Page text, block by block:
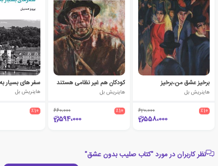
برخیز عشق من،برخیز
هاینریش بل
٪10 620،000
558،000
کودکان هم غیر نظامی هستند
هاینریش بل
٪10 660،000
594،000
سفر های بسیار
هاینریش بل
٪10
نظر کاربران در مورد "کتاب صلیب بدون عشق"